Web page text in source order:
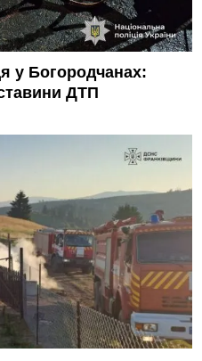
у Богородчанах:
ДТП